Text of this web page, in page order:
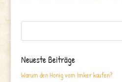
Neueste Beiträge
Warum den Honig vom Imker kaufen?